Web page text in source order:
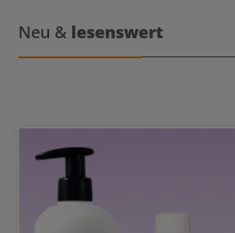
intensiv und versorgt das Haar mit
dafür, dass Haarbruch beim Kämmen
Professionals Color Fresh Maske:
der Salonhaarfarbe Auffrischung der Farbe zwischen
Ohne Inhaltsstoffe tierischen Ursprungs Ohne Silikone Gelb-
Auffrischen von verblassten Farben Color Fresh
Anwendung: Haare waschen und handtuchtrocknen gewünschte
Menge der Color Fresh Maske in
Neu & lesenswert